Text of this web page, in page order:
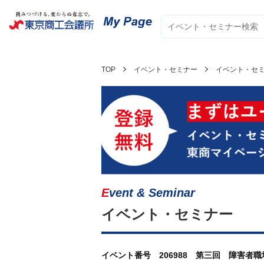
TOP イベント・セミナー イベント・セ
Event & Seminar
イベント・セミナー
イベント番号 206988 第三回 障害者職